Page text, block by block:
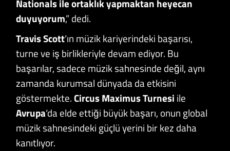
Nationals ile ortaklık yapmaktan heyecan
duyuyorum,” dedi.
Travis Scott‘ın müzik kariyerindeki başarısı,
turne ve iş birlikleriyle devam ediyor. Bu
başarılar, sadece müzik sahnesinde değil, aynı
zamanda kurumsal dünyada da etkisini
göstermekte.Circus Maximus Turnesi ile
Avrupa‘da elde ettiği büyük başarı, onun global
müzik sahnesindeki güçlü yerini bir kez daha
kanıtlıyor.